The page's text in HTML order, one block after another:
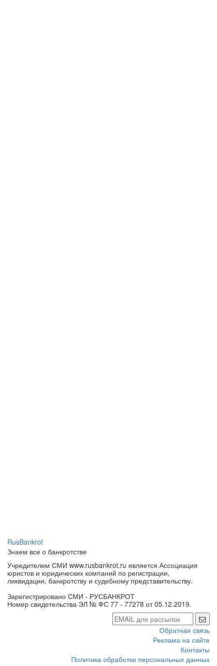
RusBankrot
Знаем все о банкротстве
Учредителем СМИ www.rusbankrot.ru является Ассоциация
юристов и юридических компаний по регистрации,
Зарегистрировано СМИ - РУСБАНКРОТ
Номер свидетельства ЭЛ № ФС 77 - 77278 от 05.12.2019.
Обратная связь
Реклама на сайте
Контакты